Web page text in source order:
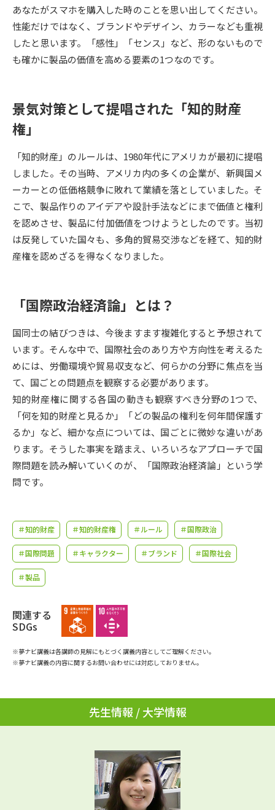
データサイエンス特集 奨学金・特待生制度特集
デジタルパンフレット 進路の３択
SELFBRAND特集ページ
オープンキャンパス検索 実施プログラムから探す
来場型・Web型イベント特集 夢ナビライブ
受験準備
志望校・出願校を調べる
併願校選び 受験スケジュールを立てよう
先輩が入学を決めた理由 テレメール全国一斉進学調査
新生活お役立ちガイド
学問発見 学問検索
学問のミニ講義「夢ナビ講義」 学問分野解説
学問の教科書
ユーザーサポート
Ｑ＆Ａ よくあるご質問
資料の料金の
個人情報取扱規定
あなたがスマホを購入した時のことを思い出してください。
性能だけではなく、ブランドやデザイン、カラーなども重視
したと思います。「感性」「センス」など、形のないもので
も確かに製品の価値を高める要素の1つなのです。
景気対策として提唱された「知的財産
権」
「知的財産」のルールは、1980年代にアメリカが最初に提唱
しました。その当時、アメリカ内の多くの企業が、新興国メ
ーカーとの低価格競争に敗れて業績を落としていました。そ
こで、製品作りのアイデアや設計手法などにまで価値と権利
を認めさせ、製品に付加価値をつけようとしたのです。当初
は反発していた国々も、多角的貿易交渉などを経て、知的財
産権を認めざるを得なくなりました。
「国際政治経済論」とは？
国同士の結びつきは、今後ますます複雑化すると予想されて
います。そんな中で、国際社会のあり方や方向性を考えるた
めには、労働環境や貿易収支など、何らかの分野に焦点を当
て、国ごとの問題点を観察する必要があります。
知的財産権に関する各国の動きも観察すべき分野の1つで、
「何を知的財産と見るか」「どの製品の権利を何年間保護す
るか」など、細かな点については、国ごとに微妙な違いがあ
ります。そうした事実を踏まえ、いろいろなアプローチで国
際問題を読み解いていくのが、「国際政治経済論」という学
問です。
＃知的財産 ＃知的財産権 ＃ルール ＃国際政治
＃国際問題 ＃キャラクター ＃ブランド ＃国際社会
＃製品
関連する
SDGs
※夢ナビ講義は各講師の見解にもとづく講義内容としてご理解ください。
※夢ナビ講義の内容に関するお問い合わせには対応しておりません。
先生情報 / 大学情報